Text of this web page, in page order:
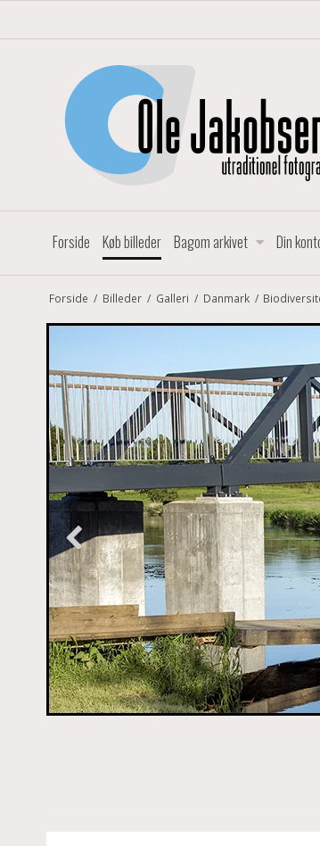
Forside Køb billeder Bagom arkivet Din
Forside / Billeder / Galleri / Danmark /